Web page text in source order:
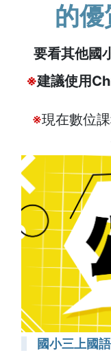
的優
要看其他國
※建議使用
※現在數位
國小三上國